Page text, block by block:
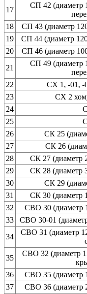
17
СП 42 (диаметр
18
СП 43 (диаметр
19
СП 44 (диаметр
20
СП 46 (диаметр
21
СП 49 (диаметр
22
СХ 1, -01, -
23
СХ 2
24
25
26
СК 25
27
СК 26
28
СК 27 (диаметр
29
СК 28 (диаметр
30
СК 29
31
СК 30 (диаметр
32
СВО 30 (диаметр
33
СВО 30-01
34
СВО 31 (диаметр
35
СВО 32 (диаметр
36
СВО 35 (диаметр
37
СВО 36 (диаметр